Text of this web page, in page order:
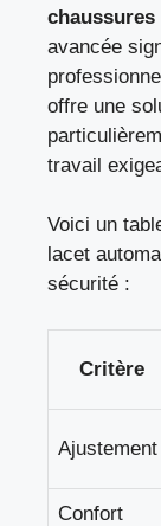
avancée
offre une
travail
Voici un
lacet
sécurité :
Critère
Ajustement
Confort